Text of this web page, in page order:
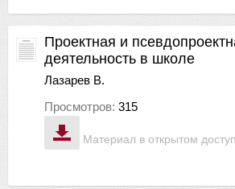
Материал в открытом
Проектная и
деятельность в школе
Лазарев В.
Просмотров: 315